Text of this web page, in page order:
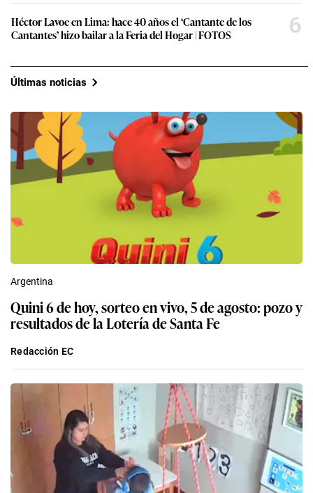
Héctor Lavoe en Lima: hace 40 años el ‘Cantante de los
Cantantes’ hizo bailar a la Feria del Hogar | FOTOS
6
Últimas noticias
Argentina
Quini 6 de hoy, sorteo en vivo, 5 de agosto: pozo y
resultados de la Lotería de Santa Fe
Redacción EC